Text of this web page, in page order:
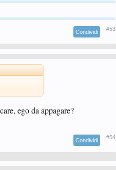
Condividi #53
ego da appagare?
Condividi #54